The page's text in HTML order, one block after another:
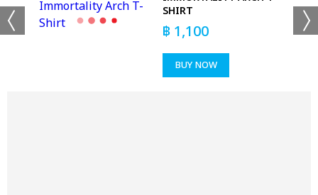
SHIRT
฿ 1,100
BUY NOW